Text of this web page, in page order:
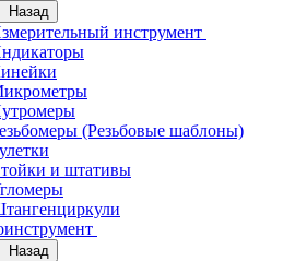
Назад
инструмент
(Резьбовые шаблоны)
и штативы
Назад